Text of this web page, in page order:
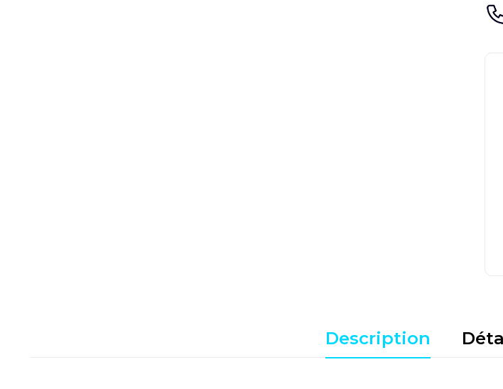
Description